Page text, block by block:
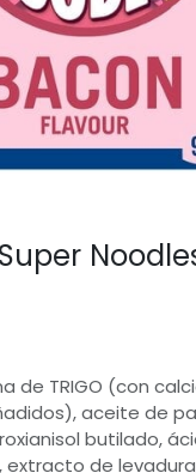
de TRIGO (con
aceite de
butilado,
de